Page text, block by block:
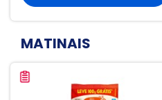
MATINAIS